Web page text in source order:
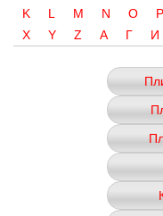
K
L M N O P
X
Y Z А Г И